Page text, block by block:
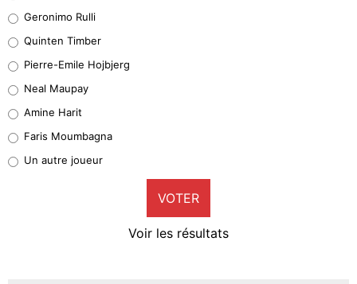
32%
5%
1%
9%
Geronimo Rulli
Quinten Timber
Pierre-Emile Hojbjerg
Neal Maupay
Amine Harit
Faris Moumbagna
Un autre joueur
VOTER
Voir les résultats